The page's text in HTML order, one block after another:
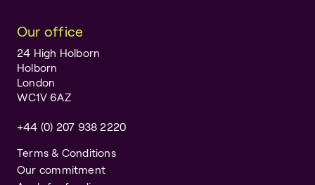
Our office
24 High Holborn
Holborn
London
WC1V 6AZ
+44 (0) 207 938 2220
Terms & Conditions
Our commitment